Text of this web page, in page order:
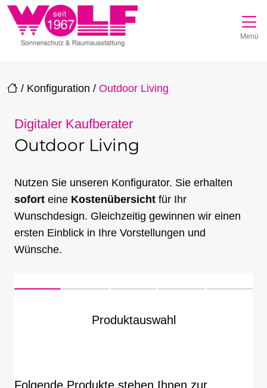
zur Top-Navigation
zur Hauptnavigation
Inhalt springen
zum Footer
Hauptnavigation Menü
/ Konfiguration / Outdoor Living
Digitaler Kaufberater
Outdoor Living
Nutzen Sie unseren Konfigurator. Sie erhalten
sofort eine Kostenübersicht für Ihr
Wunschdesign. Gleichzeitig gewinnen wir einen
ersten Einblick in Ihre Vorstellungen und
Wünsche.